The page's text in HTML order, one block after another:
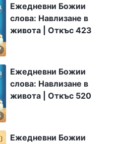
Ежедневни Божии
слова: Навлизане в
живота | Откъс 423
Ежедневни Божии
слова: Навлизане в
живота | Откъс 520
Ежедневни Божии